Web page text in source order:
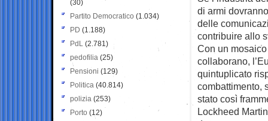
di armi
delle
contribuire allo
Con un
collaborano,
quintuplicato
combattimento,
stato così
Lockheed
(30)
Partito Democratico (1.034)
PD (1.188)
PdL (2.781)
pedofilia (25)
Pensioni (129)
Politica (40.814)
polizia (253)
Porto (12)